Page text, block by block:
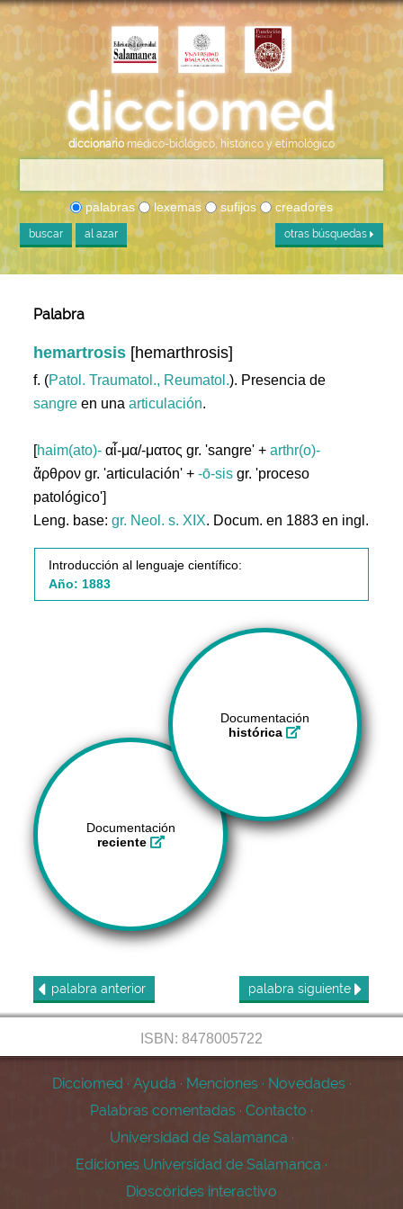
diccionario médico-biológico, histórico y etimológico
palabras lexemas sufijos creadores
buscar al azar otras búsquedas
Palabra
hemartrosis [hemarthrosis]
f. (Patol. Traumatol., Reumatol.). Presencia de
sangre en unaarticulación.
[haim(ato)- αἷ-μα/-ματος gr. 'sangre' +arthr(o)-
ἄρθρον gr. 'articulación' +-ō-sis gr. 'proceso
patológico']
Leng. base:gr. Neol. s. XIX. Docum. en 1883 en ingl.
Introducción al lenguaje científico:
Año: 1883
Documentación
histórica
Documentación
reciente
palabra anterior palabra siguiente
ISBN: 8478005722
Dicciomed · Ayuda · Menciones · Novedades ·
Palabras comentadas · Contacto ·
Universidad de Salamanca ·
Ediciones Universidad de Salamanca ·
Dioscórides interactivo